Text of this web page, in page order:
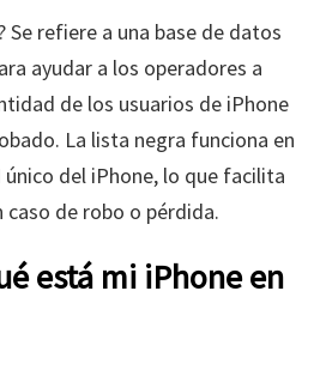
Se refiere a una base de datos
ayudar a los operadores a
de los usuarios de iPhone
La lista negra funciona en
del iPhone, lo que facilita
de robo o pérdida.
está mi iPhone en